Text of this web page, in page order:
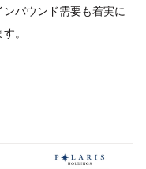
バウンド需要も着実に
。